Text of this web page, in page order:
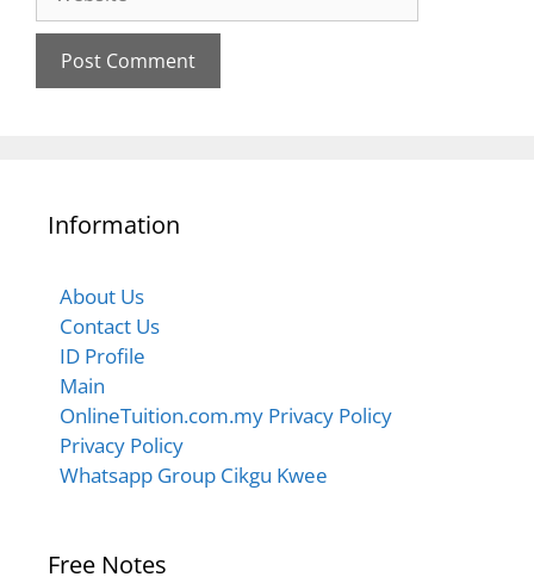
Information
About Us
Contact Us
ID Profile
Main
OnlineTuition.com.my Privacy Policy
Privacy Policy
Whatsapp Group Cikgu Kwee
Free Notes